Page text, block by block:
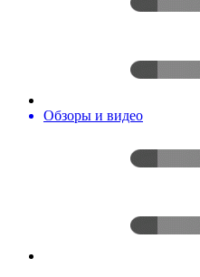
Обзоры и видео